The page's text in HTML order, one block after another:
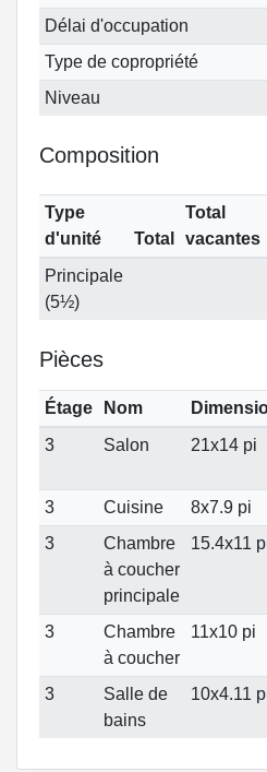
Délai d'occupation
Type de copropriété
Niveau
Composition
Type
d'unité
Total
Total
vacantes
Principale
(5½)
Pièces
Étage Nom
3
Salon 21x14 pi
3
Cuisine 8x7.9 pi
3
Chambre
à coucher
principale
15.4x11
3
Chambre
à coucher
11x10 pi
3
Salle de
bains
10x4.11